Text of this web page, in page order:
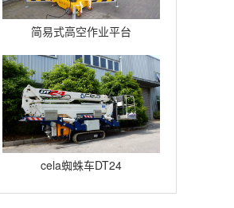
简易式高空作业平台
Quickup7
cela蜘蛛车DT24